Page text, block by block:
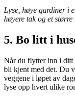
Lyse, høye gardiner i
høyere tak og et større
5. Bo litt i
Når du flytter inn i ditt
bli kjent med det. Du
veggene i løpet av
lyse opp hvert ulike